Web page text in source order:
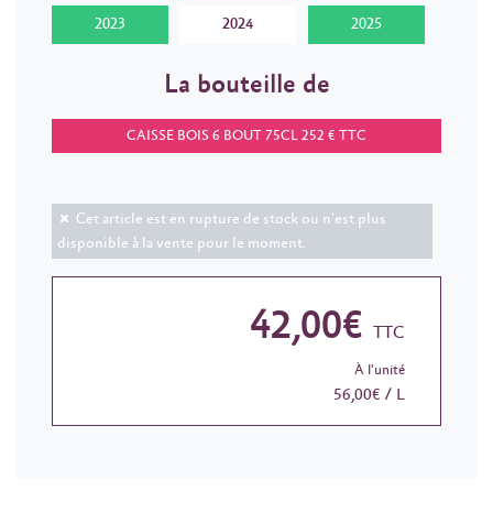
2023 2024 2025
La bouteille de
CAISSE BOIS 6 BOUT 75CL 252 € TTC
Cet article est en rupture de stock ou n'est plus
disponible à la vente pour le moment.
42,00€ TTC
À l'unité
56,00€ / L